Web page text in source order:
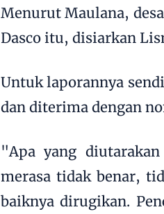
Menurut Maulana,
Dasco itu, disiarkan
Untuk laporannya
dan diterima dengan
"Apa yang
merasa tidak benar,
baiknya dirugikan.